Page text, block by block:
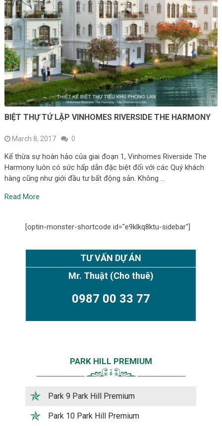
BIỆT THỰ TỨ LẬP VINHOMES RIVERSIDE THE HARMONY
March 8, 2017 0
Kế thừa sự hoàn hảo của giai đoạn 1, Vinhomes Riverside The
Harmony luôn có sức hấp dẫn đặc biệt đối với các Quý khách
hàng cũng như giới đầu tư bất động sản. Không …
Read More
[optin-monster-shortcode id="e9klkq8ktu-sidebar"]
TƯ VẤN DỰ ÁN
Mr. Thuật (Cho thuê)
0987 00 33 77
PARK HILL PREMIUM
Park 9 Park Hill Premium
Park 10 Park Hill Premium